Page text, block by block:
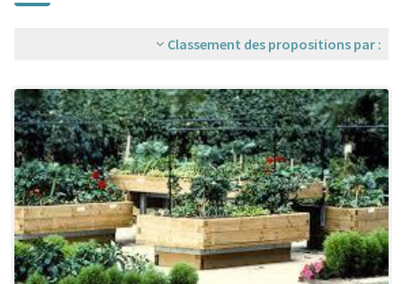
Classement des propositions par :